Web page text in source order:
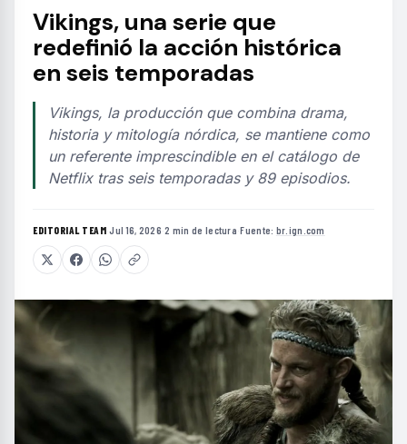
Vikings, una serie que
redefinió la acción histórica
en seis temporadas
Vikings, la producción que combina drama,
historia y mitología nórdica, se mantiene como
un referente imprescindible en el catálogo de
Netflix tras seis temporadas y 89 episodios.
EDITORIAL TEAM·Jul 16, 2026·2 min de lectura·Fuente: br.ign.com